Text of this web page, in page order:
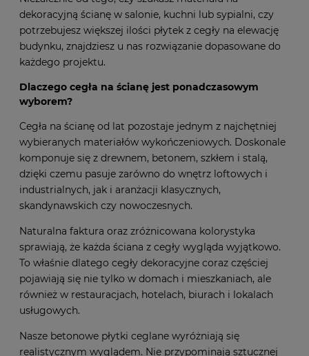
Niezależnie od tego, czy szukasz materiału na
dekoracyjną ścianę w salonie, kuchni lub sypialni, czy
potrzebujesz większej ilości płytek z cegły na elewację
budynku, znajdziesz u nas rozwiązanie dopasowane do
każdego projektu.
Dlaczego cegła na ścianę jest ponadczasowym
wyborem?
Cegła na ścianę od lat pozostaje jednym z najchętniej
wybieranych materiałów wykończeniowych. Doskonale
komponuje się z drewnem, betonem, szkłem i stalą,
dzięki czemu pasuje zarówno do wnętrz loftowych i
industrialnych, jak i aranżacji klasycznych,
skandynawskich czy nowoczesnych.
Naturalna faktura oraz zróżnicowana kolorystyka
sprawiają, że każda ściana z cegły wygląda wyjątkowo.
To właśnie dlatego cegły dekoracyjne coraz częściej
pojawiają się nie tylko w domach i mieszkaniach, ale
również w restauracjach, hotelach, biurach i lokalach
usługowych.